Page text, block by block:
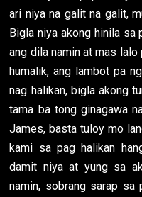
ari niya na galit na galit,
Bigla niya akong hinila sa
ang dila namin at mas
humalik, ang lambot pa
nag halikan, bigla akong
tama ba tong ginagawa
James, basta tuloy mo
kami sa pag halikan
damit niya at yung sa
namin, sobrang sarap sa